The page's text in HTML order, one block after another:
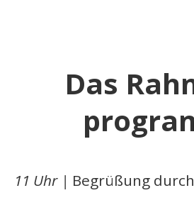
Das
11 Uhr | Begrüßung